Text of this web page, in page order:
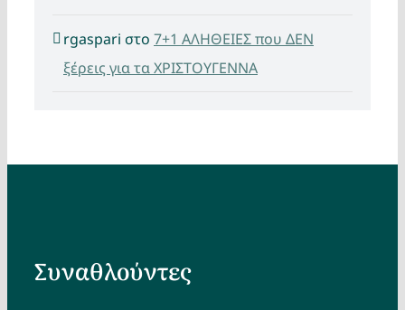
rgaspari στο 7+1 ΑΛΗΘΕΙΕΣ που ΔΕΝ
ξέρεις για τα ΧΡΙΣΤΟΥΓΕΝΝΑ
Συναθλούντες